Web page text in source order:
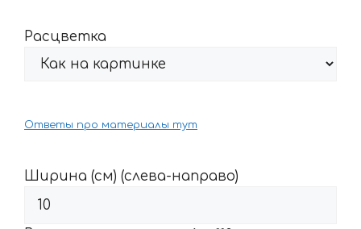
Расцветка
Ответы про материалы тут
Ширина (см) (слева-направо)